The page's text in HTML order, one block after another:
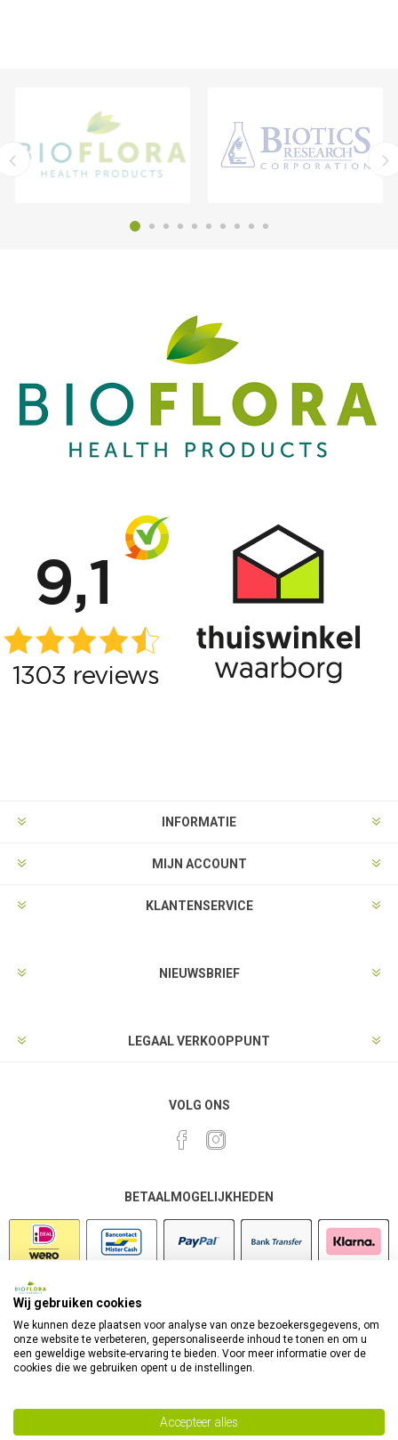
INFORMATIE
MIJN ACCOUNT
KLANTENSERVICE
NIEUWSBRIEF
LEGAAL VERKOOPPUNT
VOLG ONS
BETAALMOGELIJKHEDEN
Wij gebruiken cookies
We kunnen deze plaatsen voor analyse van onze bezoekersgegevens, om
onze website te verbeteren, gepersonaliseerde inhoud te tonen en om u
een geweldige website-ervaring te bieden. Voor meer informatie over de
cookies die we gebruiken opent u de instellingen.
Accepteer alles